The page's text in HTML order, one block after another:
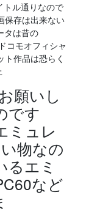
トル通りなので
保存は出来ない
タは昔の
コモオフィシャ
作品は恐らく
願いし
です
ミュレ
物なの
エミ
など